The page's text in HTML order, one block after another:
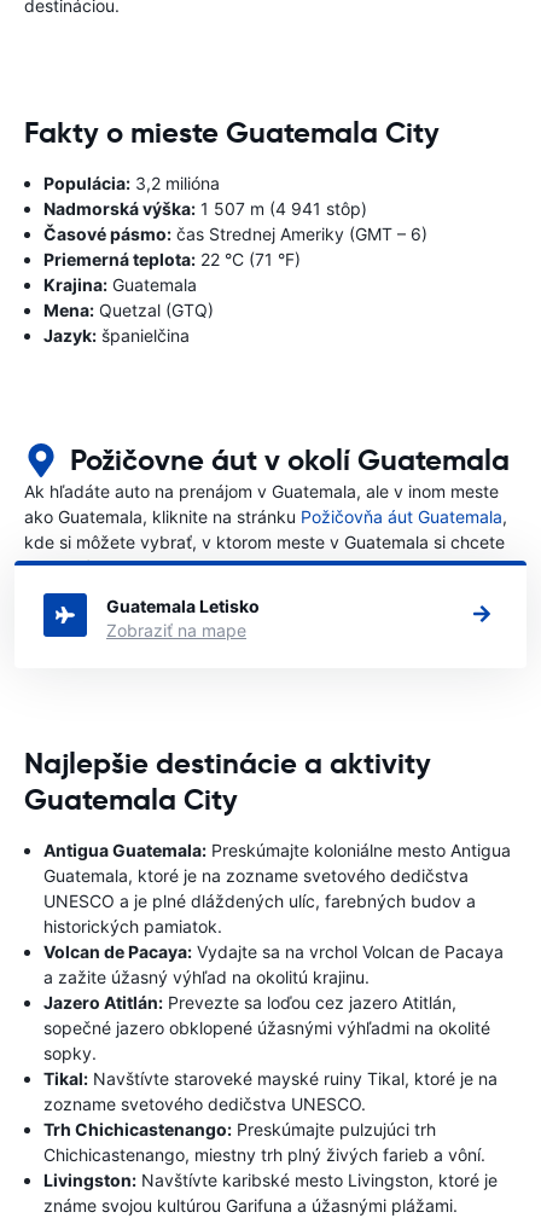
destináciou.
Fakty o mieste Guatemala City
Populácia: 3,2 milióna
Nadmorská výška: 1 507 m (4 941 stôp)
Časové pásmo: čas Strednej Ameriky (GMT – 6)
Priemerná teplota: 22 °C (71 °F)
Krajina: Guatemala
Mena: Quetzal (GTQ)
Jazyk: španielčina
Požičovne áut v okolí Guatemala
Ak hľadáte auto na prenájom v Guatemala, ale v inom meste
ako Guatemala, kliknite na stránku Požičovňa áut Guatemala,
kde si môžete vybrať, v ktorom meste v Guatemala si chcete
prenajať auto.
Guatemala Letisko
Zobraziť na mape
Najlepšie destinácie a aktivity
Guatemala City
Antigua Guatemala: Preskúmajte koloniálne mesto Antigua
Guatemala, ktoré je na zozname svetového dedičstva
UNESCO a je plné dláždených ulíc, farebných budov a
historických pamiatok.
Volcan de Pacaya: Vydajte sa na vrchol Volcan de Pacaya
a zažite úžasný výhľad na okolitú krajinu.
Jazero Atitlán: Prevezte sa loďou cez jazero Atitlán,
sopečné jazero obklopené úžasnými výhľadmi na okolité
sopky.
Tikal: Navštívte staroveké mayské ruiny Tikal, ktoré je na
zozname svetového dedičstva UNESCO.
Trh Chichicastenango: Preskúmajte pulzujúci trh
Chichicastenango, miestny trh plný živých farieb a vôní.
Livingston: Navštívte karibské mesto Livingston, ktoré je
známe svojou kultúrou Garifuna a úžasnými plážami.